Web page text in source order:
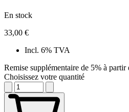
En stock
33,00 €
Incl. 6% TVA
Remise supplémentaire de 5% à partir
Choisissez votre quantité